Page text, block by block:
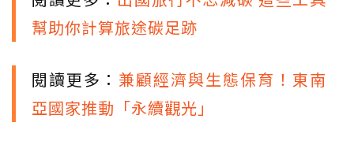
幫助你計算旅途碳足跡
閱讀更多： 兼顧經濟與生態保育！東南
亞國家推動「永續觀光」